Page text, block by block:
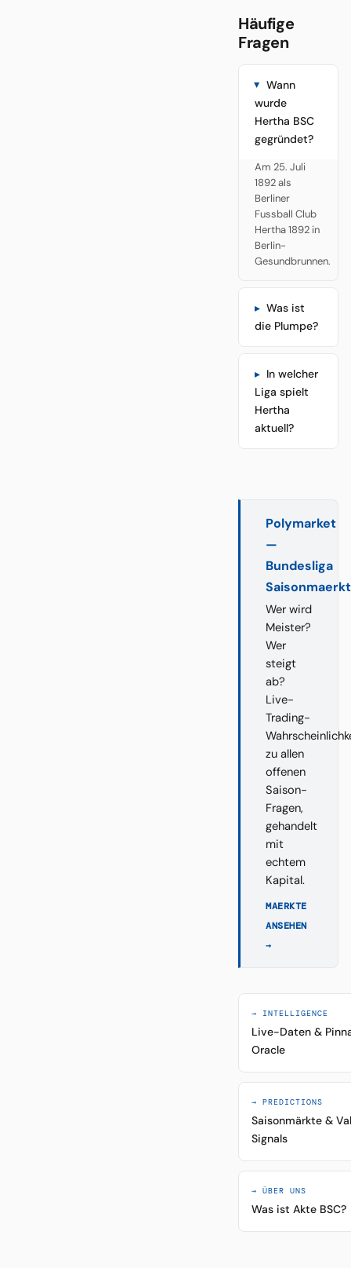
Häufige
Fragen
Wann
wurde
Hertha BSC
gegründet?
Am 25. Juli
1892 als
Berliner
Fussball Club
Hertha 1892 in
Berlin-
Gesundbrunnen.
Was ist
die Plumpe?
In welcher
Liga spielt
Hertha
aktuell?
Polymarket
—
Bundesliga
Wer wird
Meister?
Wer
steigt
ab?
Live-
Trading-
zu allen
offenen
Saison-
Fragen,
gehandelt
mit
echtem
Kapital.
MAERKTE
ANSEHEN
→
→ INTELLIGENCE
Live-Daten &
Oracle
→ PREDICTIONS
Saisonmärkte &
Signals
→ ÜBER UNS
Was ist Akte BSC?